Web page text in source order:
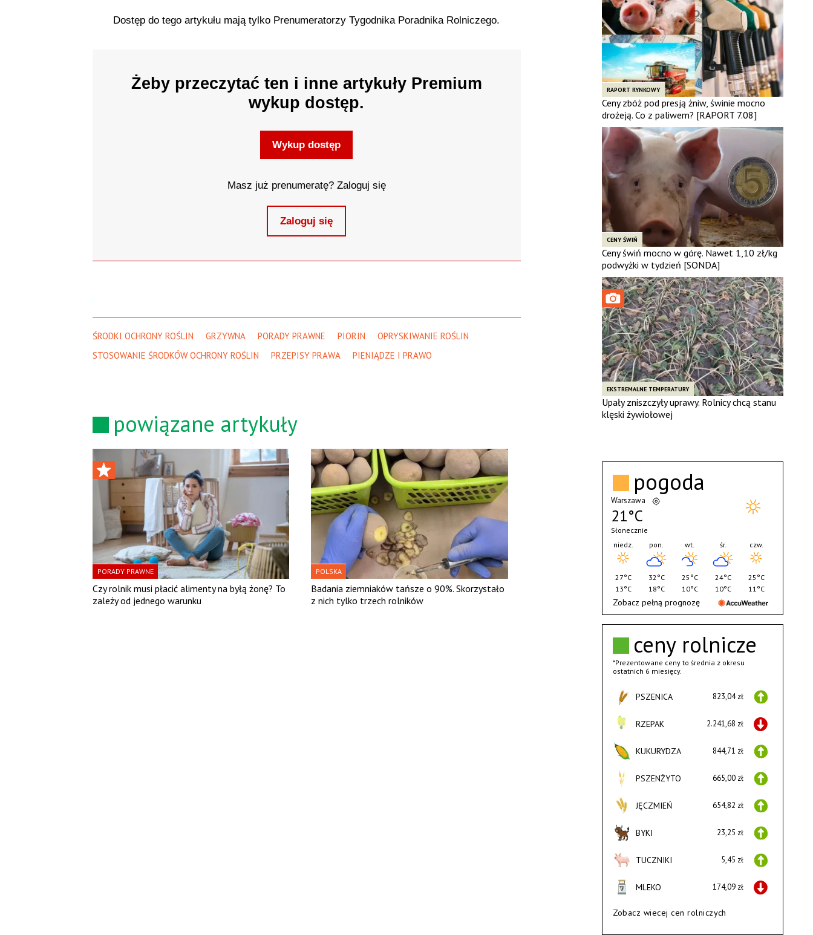
Dostęp do tego artykułu mają tylko Prenumeratorzy Tygodnika Poradnika Rolniczego.
Żeby przeczytać ten i inne artykuły Premium
wykup dostęp.
Wykup dostęp
Masz już prenumeratę? Zaloguj się
Zaloguj się
ŚRODKI OCHRONY ROŚLIN GRZYWNA PORADY PRAWNE PIORIN
OPRYSKIWANIE ROŚLIN
STOSOWANIE ŚRODKÓW OCHRONY ROŚLIN
PRZEPISY PRAWA PIENIĄDZE I PRAWO
powiązane artykuły
PORADY PRAWNE
Czy rolnik musi płacić alimenty na byłą żonę? To
zależy od jednego warunku
POLSKA
Badania ziemniaków tańsze o 90%. Skorzystało
z nich tylko trzech rolników
RAPORT RYNKOWY
Ceny zbóż pod presją żniw, świnie mocno
drożeją. Co z paliwem? [RAPORT 7.08]
CENY ŚWIŃ
Ceny świń mocno w górę. Nawet 1,10 zł/kg
podwyżki w tydzień [SONDA]
EKSTREMALNE TEMPERATURY
Upały zniszczyły uprawy. Rolnicy chcą stanu
klęski żywiołowej
ceny rolnicze
*Prezentowane ceny to średnia z okresu
ostatnich 6 miesięcy.
PSZENICA 823,04 zł
RZEPAK 2.241,68 zł
KUKURYDZA 844,71 zł
PSZENŻYTO 665,00 zł
JĘCZMIEŃ 654,82 zł
BYKI 23,25 zł
TUCZNIKI 5,45 zł
MLEKO 174,09 zł
Zobacz wiecej cen rolniczych
pogoda
Warszawa
21°C
Słonecznie
niedz.
27°C
13°C
pon.
32°C
18°C
wt.
25°C
10°C
śr.
24°C
10°C
czw.
25°C
11°C
Zobacz pełną prognozę